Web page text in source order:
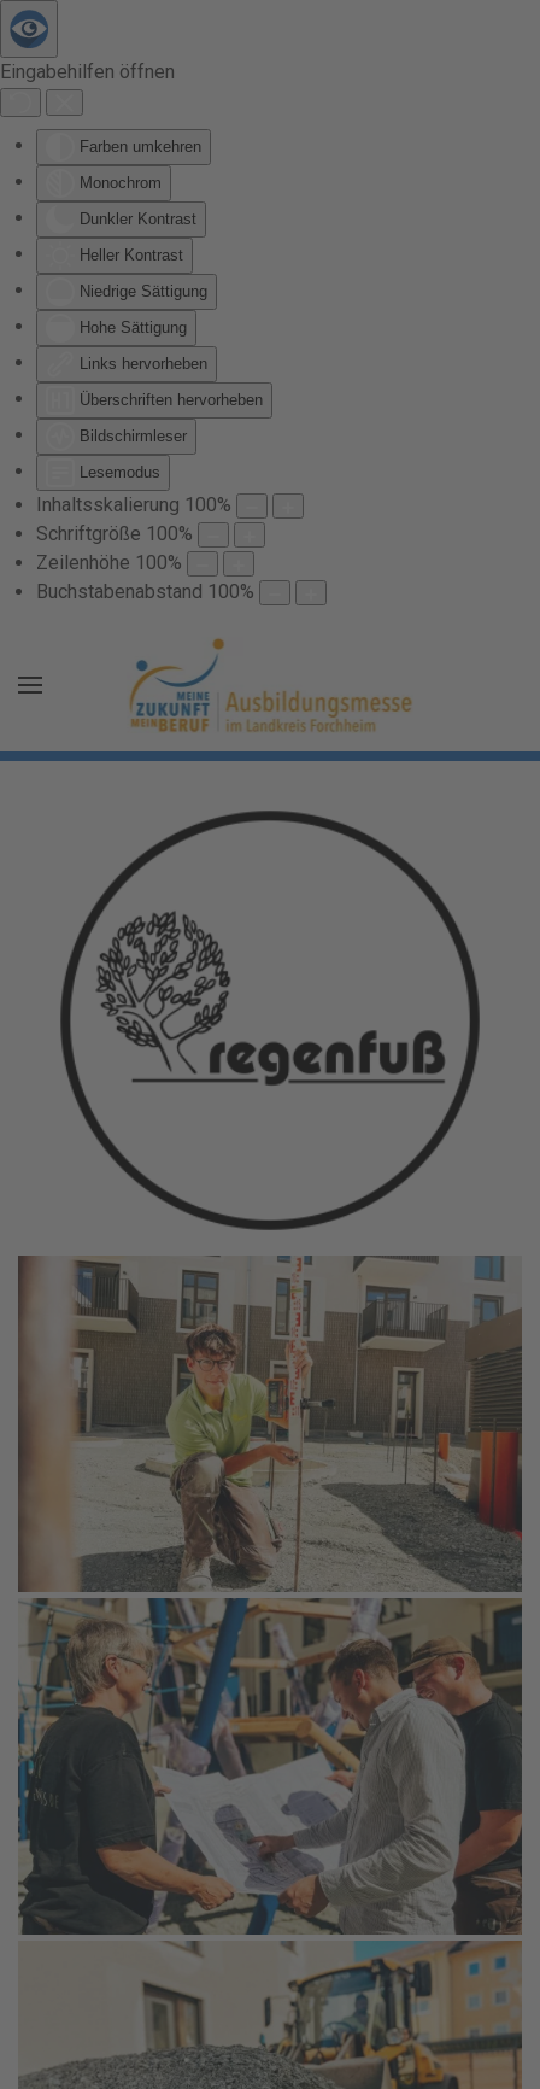
Eingabehilfen öffnen
Farben umkehren
Monochrom
Dunkler Kontrast
Heller Kontrast
Niedrige Sättigung
Hohe Sättigung
Links hervorheben
Überschriften hervorheben
Bildschirmleser
Lesemodus
Inhaltsskalierung 100%
Schriftgröße 100%
Zeilenhöhe 100%
Buchstabenabstand 100%
Zum Hauptinhalt springen